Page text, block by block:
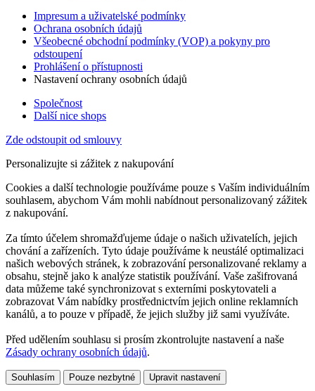
Impresum a uživatelské podmínky
Ochrana osobních údajů
Všeobecné obchodní podmínky (VOP) a pokyny pro
odstoupení
Prohlášení o přístupnosti
Nastavení ochrany osobních údajů
Společnost
Další nice shops
Zde odstoupit od smlouvy
Personalizujte si zážitek z nakupování
Cookies a další technologie používáme pouze s Vaším individuálním
souhlasem, abychom Vám mohli nabídnout personalizovaný zážitek
z nakupování.
Za tímto účelem shromažďujeme údaje o našich uživatelích, jejich
chování a zařízeních. Tyto údaje používáme k neustálé optimalizaci
našich webových stránek, k zobrazování personalizované reklamy a
obsahu, stejně jako k analýze statistik používání. Vaše zašifrovaná
data můžeme také synchronizovat s externími poskytovateli a
zobrazovat Vám nabídky prostřednictvím jejich online reklamních
kanálů, a to pouze v případě, že jejich služby již sami využíváte.
Před udělením souhlasu si prosím zkontrolujte nastavení a naše
Zásady ochrany osobních údajů.
Souhlasím Pouze nezbytné Upravit nastavení